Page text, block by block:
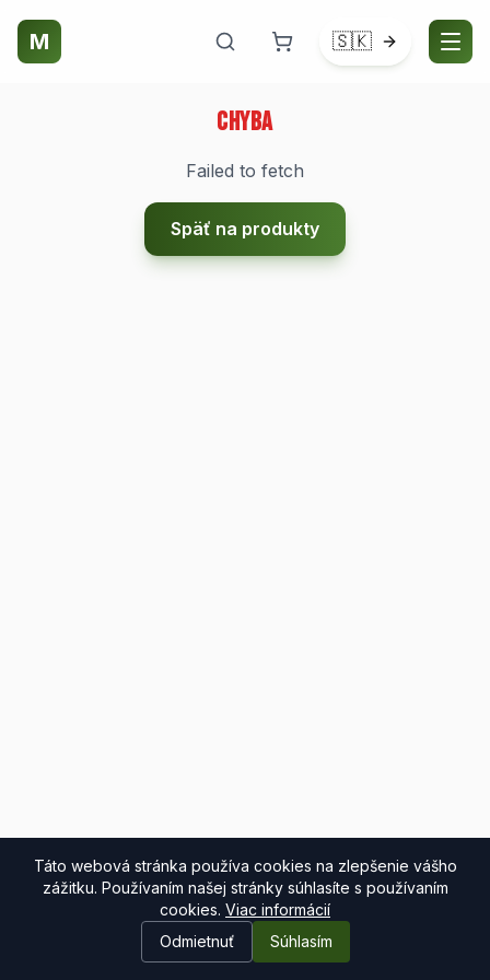
M 🇸🇰
Táto webová stránka používa cookies na zlepšenie vášho
zážitku. Používaním našej stránky súhlasíte s používaním
cookies. Viac informácií
Odmietnuť
Súhlasím
Chyba
Failed to fetch
Späť na produkty